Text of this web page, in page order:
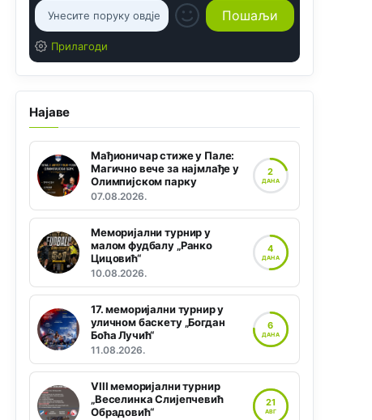
Прилагоди
Најаве
Мађионичар стиже у Пале:
Магично вече за најмлађе у
Олимпијском парку
07.08.2026.
2
ДАНА
Меморијални турнир у
малом фудбалу „Ранко
Цицовић“
10.08.2026.
4
ДАНА
17. меморијални турнир у
уличном баскету „Богдан
Боћа Лучић“
11.08.2026.
6
ДАНА
VIII меморијални турнир
„Веселинка Слијепчевић
Обрадовић“
21
АВГ